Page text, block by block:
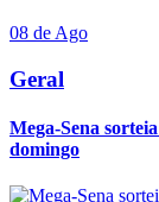
08 de Ago
Geral
Mega-Sena
domingo